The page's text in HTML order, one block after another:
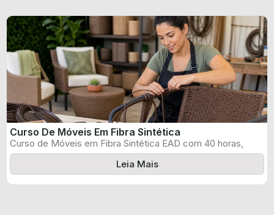
Curso De Móveis Em Fibra Sintética
Curso de Móveis em Fibra Sintética EAD com 40 horas,
certificado informado pelo ...
Leia Mais